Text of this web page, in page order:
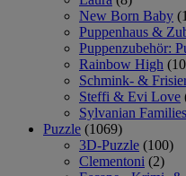
New Born Baby
Puppenhaus &
Puppenzubehör:
Rainbow High
Schmink- &
Steffi & Evi Love
Sylvanian Families
Puzzle (1069)
3D-Puzzle (100)
Clementoni (2)